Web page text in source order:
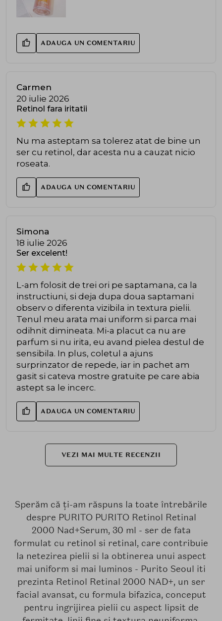
ADAUGA UN COMENTARIU
Carmen
20 iulie 2026
Retinol fara iritatii
Nu ma asteptam sa tolerez atat de bine un
ser cu retinol, dar acesta nu a cauzat nicio
roseata.
ADAUGA UN COMENTARIU
Simona
18 iulie 2026
Ser excelent!
L-am folosit de trei ori pe saptamana, ca la
instructiuni, si deja dupa doua saptamani
observ o diferenta vizibila in textura pielii.
Tenul meu arata mai uniform si parca mai
odihnit dimineata. Mi-a placut ca nu are
parfum si nu irita, eu avand pielea destul de
sensibila. In plus, coletul a ajuns
surprinzator de repede, iar in pachet am
gasit si cateva mostre gratuite pe care abia
astept sa le incerc.
ADAUGA UN COMENTARIU
VEZI MAI MULTE RECENZII
Sperăm că ți-am răspuns la toate întrebările
despre PURITO PURITO Retinol Retinal
2000 Nad+Serum, 30 ml - ser de fata
formulat cu retinol si retinal, care contribuie
la netezirea pielii si la obtinerea unui aspect
mai uniform si mai luminos - Purito Seoul iti
prezinta Retinol Retinal 2000 NAD+, un ser
facial avansat, cu formula bifazica, conceput
pentru ingrijirea pielii cu aspect lipsit de